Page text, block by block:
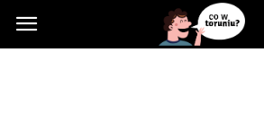
Cowtoruniu.pl